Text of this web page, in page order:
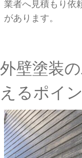
業者へ見積もり依
があります。
外壁塗装
えるポイ